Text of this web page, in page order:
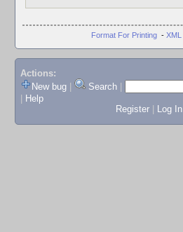
Format For Printing - XML
Actions:
New bug
Search
Help
Register
Log In